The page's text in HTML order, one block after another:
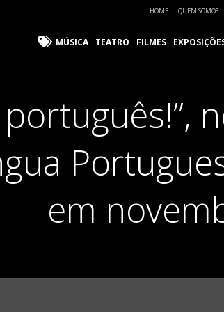
HOME QUEM SOMOS
MÚSICA TEATRO FILMES
em